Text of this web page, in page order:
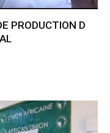
PRODUCTION D